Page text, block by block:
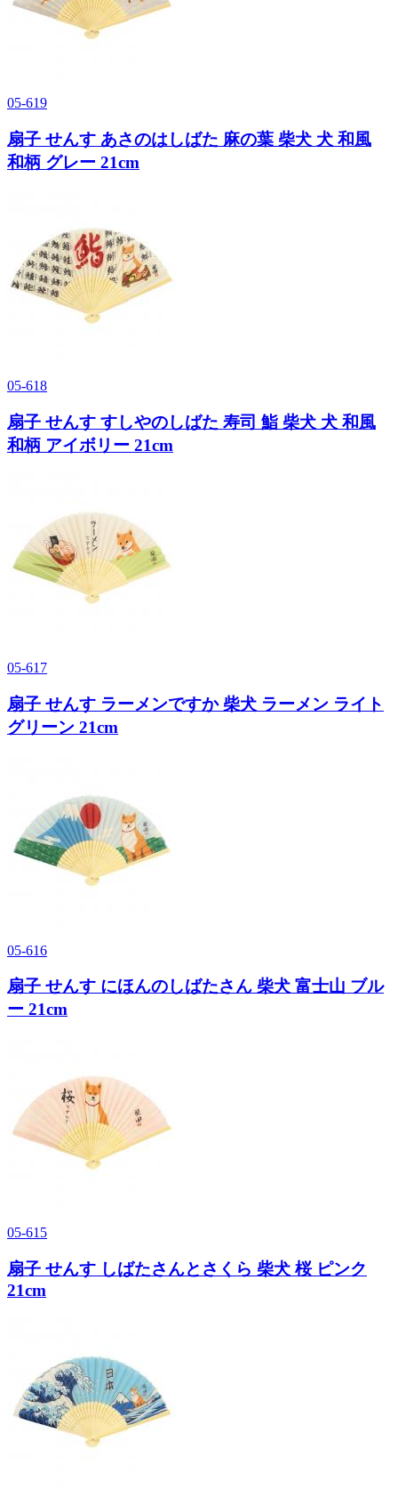
05-619
扇子 せんす あさのはしばた 麻の葉 柴犬 犬 和風
和柄 グレー 21cm
05-618
扇子 せんす すしやのしばた 寿司 鮨 柴犬 犬 和風
和柄 アイボリー 21cm
05-617
扇子 せんす ラーメンですか 柴犬 ラーメン ライト
グリーン 21cm
05-616
扇子 せんす にほんのしばたさん 柴犬 富士山 ブル
ー 21cm
05-615
扇子 せんす しばたさんとさくら 柴犬 桜 ピンク
21cm